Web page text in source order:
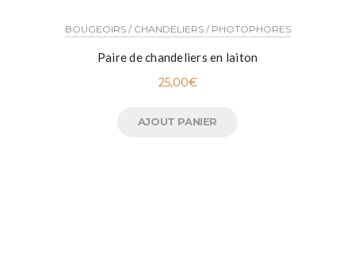
BOUGEOIRS / CHANDELIERS / PHOTOPHORES
Paire de chandeliers en laiton
25,00€
AJOUT PANIER